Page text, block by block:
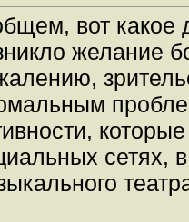
вот какое
желание
сетях,